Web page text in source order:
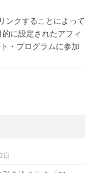
ンクすることによって
に設定されたアフィ
・プログラムに参加
日